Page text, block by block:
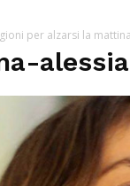
per alzarsi la mattina